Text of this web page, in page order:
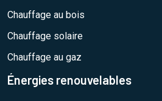
Chauffage au bois
Chauffage solaire
Chauffage au gaz
Énergies renouvelables